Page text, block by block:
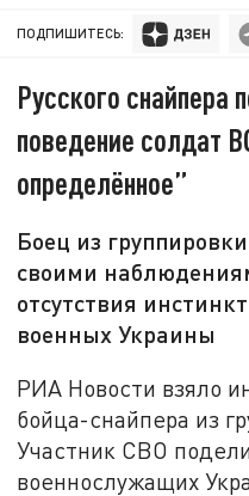
ПОДПИШИТЕСЬ:
Русского снайпера
поведение солдат
определённое”
Боец из
своими
отсутствия
военных Украины
РИА Новости взяло
бойца-снайпера из
Участник СВО
военнослужащих